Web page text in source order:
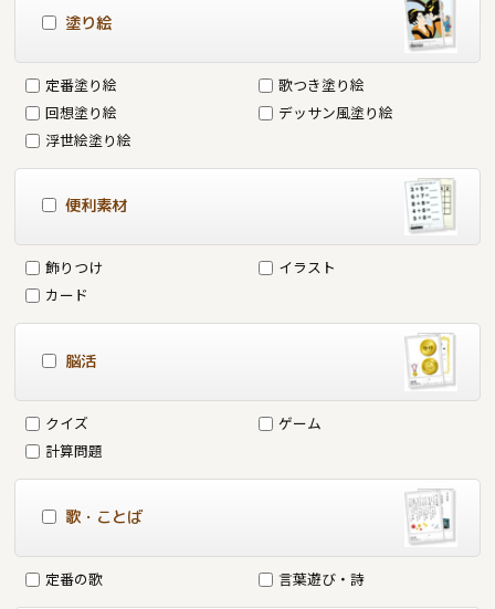
塗り絵
定番塗り絵
歌つき塗り絵
回想塗り絵
デッサン風塗り絵
浮世絵塗り絵
便利素材
飾りつけ
イラスト
カード
脳活
クイズ
ゲーム
計算問題
歌・ことば
定番の歌 言葉遊び・詩